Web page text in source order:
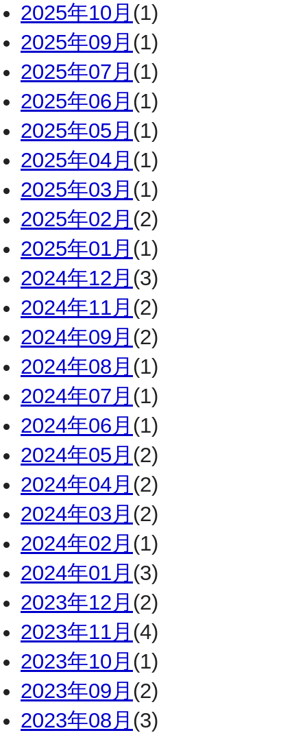
2025年10月 (1)
2025年09月 (1)
2025年07月 (1)
2025年06月 (1)
2025年05月 (1)
2025年04月 (1)
2025年03月 (1)
2025年02月 (2)
2025年01月 (1)
2024年12月 (3)
2024年11月 (2)
2024年09月 (2)
2024年08月 (1)
2024年07月 (1)
2024年06月 (1)
2024年05月 (2)
2024年04月 (2)
2024年03月 (2)
2024年02月 (1)
2024年01月 (3)
2023年12月 (2)
2023年11月 (4)
2023年10月 (1)
2023年09月 (2)
2023年08月 (3)